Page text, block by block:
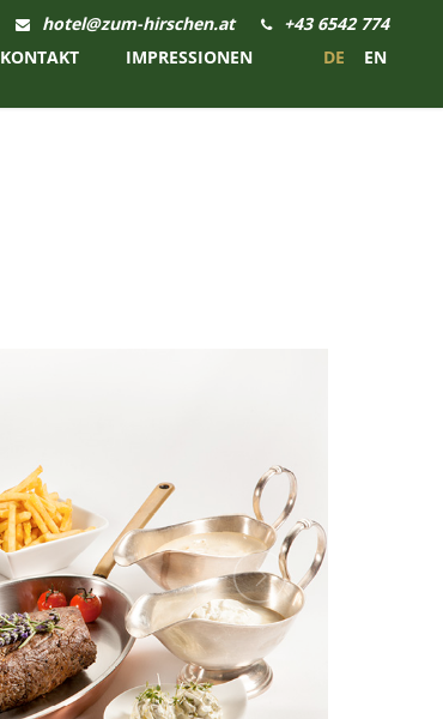
hotel@zum-hirschen.at
+43 6542 774
KONTAKT IMPRESSIONEN DE EN